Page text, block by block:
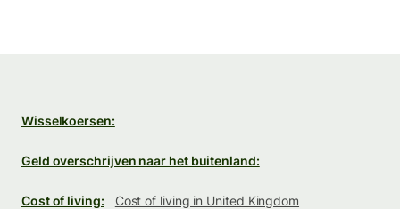
Wisselkoersen:
Geld overschrijven naar het buitenland:
Cost of living:
Cost of living in United Kingdom